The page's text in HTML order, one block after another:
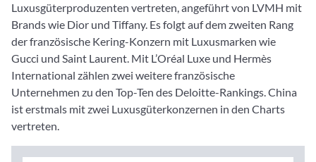
Luxusgüterproduzenten vertreten, angeführt von LVMH mit
Brands wie Dior und Tiffany. Es folgt auf dem zweiten Rang
der französische Kering-Konzern mit Luxusmarken wie
Gucci und Saint Laurent. Mit L’Oréal Luxe und Hermès
International zählen zwei weitere französische
Unternehmen zu den Top-Ten des Deloitte-Rankings. China
ist erstmals mit zwei Luxusgüterkonzernen in den Charts
vertreten.